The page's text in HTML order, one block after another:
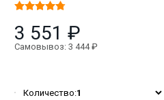
3 551 ₽
Самовывоз: 3 444 ₽
Количество:1